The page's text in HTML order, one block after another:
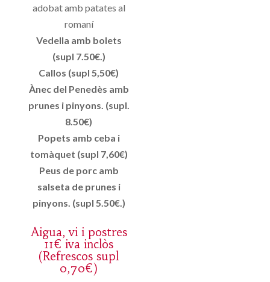
adobat amb patates al
romaní
Vedella amb bolets
(supl 7.50€.)
Callos (supl 5,50€)
Ànec del Penedès amb
prunes i pinyons. (supl.
8.50€)
Popets amb ceba i
tomàquet (supl 7,60€)
Peus de porc amb
salseta de prunes i
pinyons. (supl 5.50€.)
Aigua, vi i postres
11€ iva inclòs
(Refrescos supl
0,70€)